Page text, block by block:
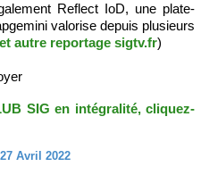
Reflect IoD, une plate-
valorise depuis plusieurs
autre reportage sigtv.fr)
Avril 2022